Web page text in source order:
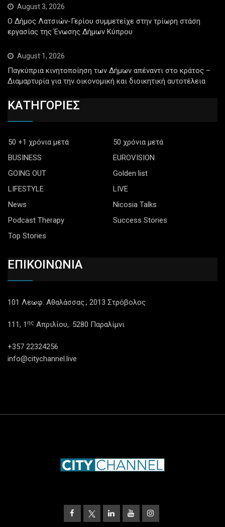
August 3, 2026
Ο Δήμος Λατσιών-Γερίου συμμετείχε στην τρίωρη στάση
εργασίας της Ένωσης Δήμων Κύπρου
August 1, 2026
Παγκύπρια κινητοποίηση των Δήμων απέναντι στο κράτος –
Διαμαρτυρία για την οικονομική και διοικητική αυτοτέλεια
ΚΑΤΗΓΟΡΙΕΣ
50 +1 χρόνια μετά
50 χρόνια μετά
BUSINESS
EUROVISION
GOING OUT
Golden list
LIFESTYLE
LIVE
News
Nicosia Talks
Podcast Therapy
Success Stories
Top Stories
ΕΠΙΚΟΙΝΩΝΙΑ
101 Λεωφ. Αθαλάσσας., 2013 Στρόβολος
111, 1 ης Απριλίου,. 5280 Παραλίμνι
+357 22324256
info@citychannel.live